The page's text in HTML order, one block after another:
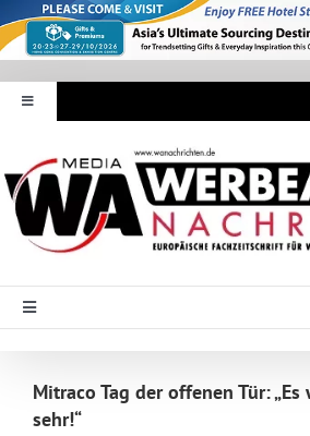
Inhalt
springen
Toggle
Navigation
Werbeartikel Nachrichten
E-Paper
WA Media
Toggle
Mitraco Tag der offenen Tür:
sehr!“